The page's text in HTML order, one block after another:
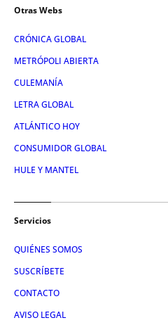
Otras Webs
CRÓNICA GLOBAL
METRÓPOLI ABIERTA
CULEMANÍA
LETRA GLOBAL
ATLÁNTICO HOY
CONSUMIDOR GLOBAL
HULE Y MANTEL
Servicios
QUIÉNES SOMOS
SUSCRÍBETE
CONTACTO
AVISO LEGAL